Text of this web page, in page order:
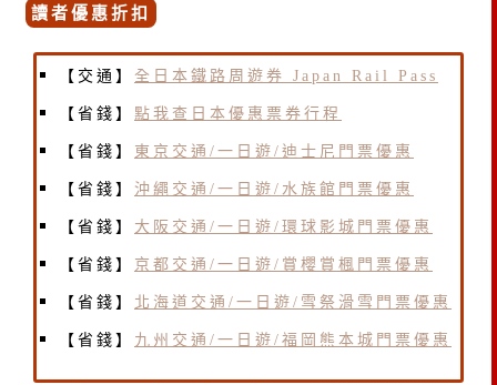
讀者優惠折扣
【交通】 全日本鐵路周遊券 Japan Rail Pass
【省錢】 點我查日本優惠票券行程
【省錢】 東京交通/一日遊/迪士尼門票優惠
【省錢】 沖繩交通/一日遊/水族館門票優惠
【省錢】 大阪交通/一日遊/環球影城門票優惠
【省錢】 京都交通/一日遊/賞櫻賞楓門票優惠
【省錢】 北海道交通/一日遊/雪祭滑雪門票優惠
【省錢】 九州交通/一日遊/福岡熊本城門票優惠